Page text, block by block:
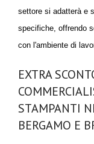
settore si adatterà e
specifiche, offrendo
con l'ambiente di
EXTRA
STAMPANTI
BERGAMO E